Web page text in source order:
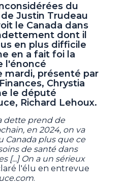
du
Justin Trudeau
le Canada dans
dont il
en plus difficile
en a fait foi la
l'énoncé
mardi, présenté par
Chrystia
le député
Richard Lehoux.
dette prend de
en 2024, on va
Canada plus que ce
de santé dans
[...] On a un sérieux
l'élu en entrevue
.